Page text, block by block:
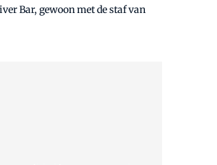
Bar, gewoon met de staf van